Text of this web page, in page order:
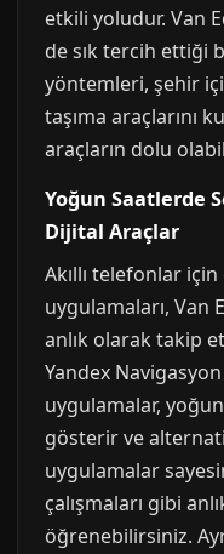
etkili yoludur. Van
de sık tercih ettiği
yöntemleri, şehir
taşıma araçlarını
araçların dolu
Yoğun Saatlerde
Dijital Araçlar
Akıllı telefonlar
uygulamaları,
anlık olarak takip
Yandex
uygulamalar,
gösterir ve
uygulamalar
çalışmaları gibi
öğrenebilirsiniz.